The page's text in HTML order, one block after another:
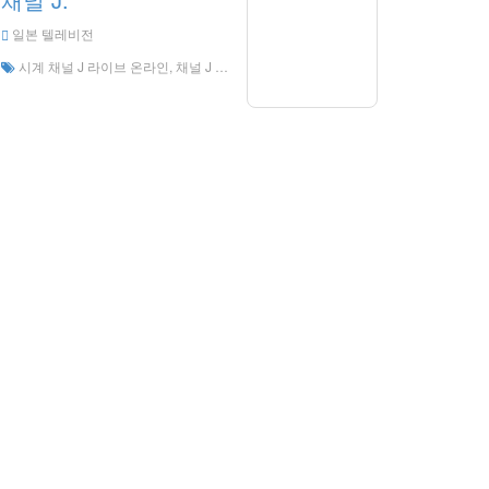
일본 텔레비전
시계 채널 J 라이브 온라인, 채널 J HD 라이브 스트리밍, 일본의 채널 J 시계 라이브 TV